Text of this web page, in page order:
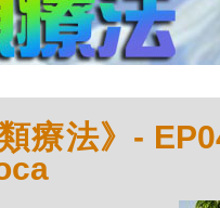
療法》-